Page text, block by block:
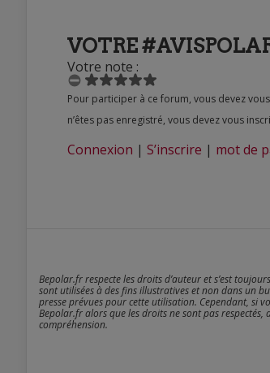
VOTRE
Votre note :
Pour participer à ce forum, vous devez vous enregistrer au préalable. Merci d’indiquer ci-dessous l’identifiant personnel qui vous a été fourni. Si vous
n’êtes pas enregistré, vous devez vous
Connexion | S’inscrire | mot de
Bepolar.fr respecte les droits d’auteur et s’est
sont utilisées à des fins illustratives et non dans un
presse prévues pour cette utilisation. Cependant, si
Bepolar.fr alors que les droits ne sont pas respectés,
compréhension.